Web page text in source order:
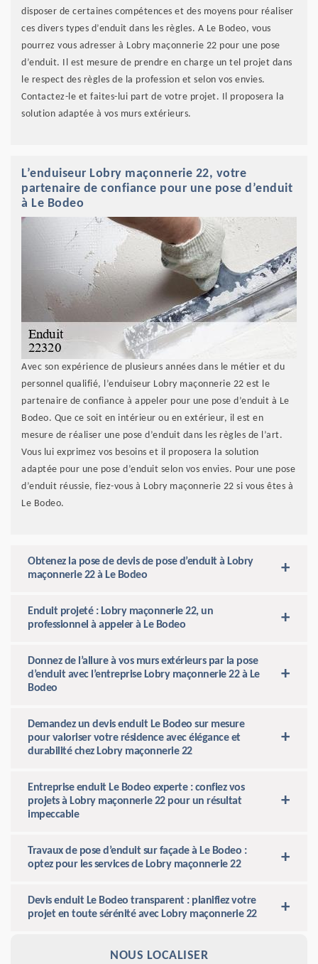
disposer de certaines compétences et des moyens pour réaliser
ces divers types d’enduit dans les règles. A Le Bodeo, vous
pourrez vous adresser à Lobry maçonnerie 22 pour une pose
d’enduit. Il est mesure de prendre en charge un tel projet dans
le respect des règles de la profession et selon vos envies.
Contactez-le et faites-lui part de votre projet. Il proposera la
solution adaptée à vos murs extérieurs.
L’enduiseur Lobry maçonnerie 22, votre
partenaire de confiance pour une pose d’enduit
à Le Bodeo
Avec son expérience de plusieurs années dans le métier et du
personnel qualifié, l’enduiseur Lobry maçonnerie 22 est le
partenaire de confiance à appeler pour une pose d’enduit à Le
Bodeo. Que ce soit en intérieur ou en extérieur, il est en
mesure de réaliser une pose d’enduit dans les règles de l’art.
Vous lui exprimez vos besoins et il proposera la solution
adaptée pour une pose d’enduit selon vos envies. Pour une pose
d’enduit réussie, fiez-vous à Lobry maçonnerie 22 si vous êtes à
Le Bodeo.
Obtenez la pose de devis de pose d’enduit à Lobry
maçonnerie 22 à Le Bodeo
Enduit projeté : Lobry maçonnerie 22, un
professionnel à appeler à Le Bodeo
Donnez de l’allure à vos murs extérieurs par la pose
d’enduit avec l’entreprise Lobry maçonnerie 22 à Le
Bodeo
Demandez un devis enduit Le Bodeo sur mesure
pour valoriser votre résidence avec élégance et
durabilité chez Lobry maçonnerie 22
Entreprise enduit Le Bodeo experte : confiez vos
projets à Lobry maçonnerie 22 pour un résultat
impeccable
Travaux de pose d’enduit sur façade à Le Bodeo :
optez pour les services de Lobry maçonnerie 22
Devis enduit Le Bodeo transparent : planifiez votre
projet en toute sérénité avec Lobry maçonnerie 22
NOUS LOCALISER